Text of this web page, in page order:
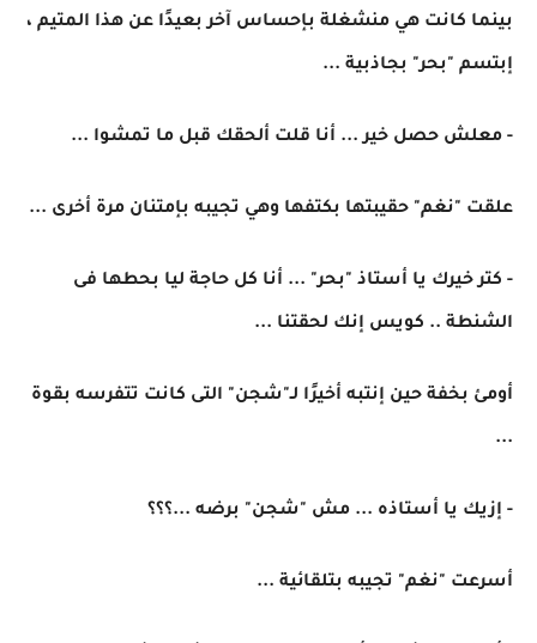
بينما كانت هي منشغلة بإحساس آخر بعيدًا عن هذا المتيم ،
إبتسم "بحر" بجاذبية ...
- معلش حصل خير ... أنا قلت ألحقك قبل ما تمشوا ...
علقت "نغم" حقيبتها بكتفها وهي تجيبه بإمتنان مرة أخرى ...
- كتر خيرك يا أستاذ "بحر" ... أنا كل حاجة ليا بحطها فى
الشنطة .. كويس إنك لحقتنا ...
أومئ بخفة حين إنتبه أخيرًا لـ"شجن" التى كانت تتفرسه بقوة
...
- إزيك يا أستاذه ... مش "شجن" برضه ...؟؟؟
أسرعت "نغم" تجيبه بتلقائية ...